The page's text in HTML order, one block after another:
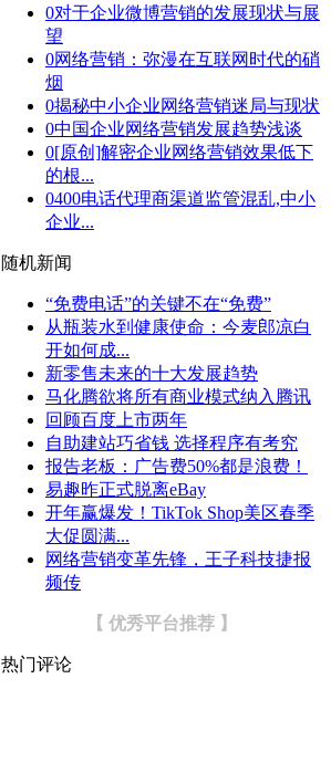
0对于企业微博营销的发展现状与展
望
0网络营销：弥漫在互联网时代的硝
烟
0揭秘中小企业网络营销迷局与现状
0中国企业网络营销发展趋势浅谈
0[原创]解密企业网络营销效果低下
的根...
0400电话代理商渠道监管混乱,中小
企业...
随机新闻
“免费电话”的关键不在“免费”
从瓶装水到健康使命：今麦郎凉白
开如何成...
新零售未来的十大发展趋势
马化腾欲将所有商业模式纳入腾讯
回顾百度上市两年
自助建站巧省钱 选择程序有考究
报告老板：广告费50%都是浪费！
易趣昨正式脱离eBay
开年赢爆发！TikTok Shop美区春季
大促圆满...
网络营销变革先锋，王子科技捷报
频传
【 优秀平台推荐 】
热门评论